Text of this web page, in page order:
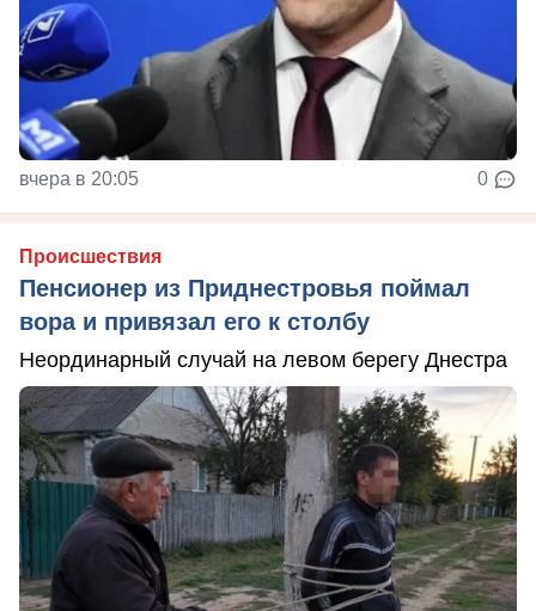
вчера в 20:05 0
Происшествия
Пенсионер из Приднестровья поймал
вора и привязал его к столбу
Неординарный случай на левом берегу Днестра